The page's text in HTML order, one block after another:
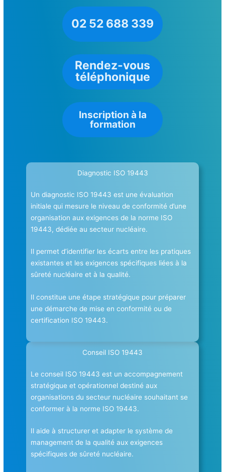
02 52 688 339
Rendez-vous
téléphonique
Inscription à la
formation
Diagnostic ISO 19443
Un diagnostic ISO 19443 est une évaluation
initiale qui mesure le niveau de conformité d’une
organisation aux exigences de la norme ISO
19443, dédiée au secteur nucléaire.
Il permet d’identifier les écarts entre les pratiques
existantes et les exigences spécifiques liées à la
sûreté nucléaire et à la qualité.
Il constitue une étape stratégique pour préparer
une démarche de mise en conformité ou de
certification ISO 19443.
Conseil ISO 19443
Le conseil ISO 19443 est un accompagnement
stratégique et opérationnel destiné aux
organisations du secteur nucléaire souhaitant se
conformer à la norme ISO 19443.
Il aide à structurer et adapter le système de
management de la qualité aux exigences
spécifiques de sûreté nucléaire.